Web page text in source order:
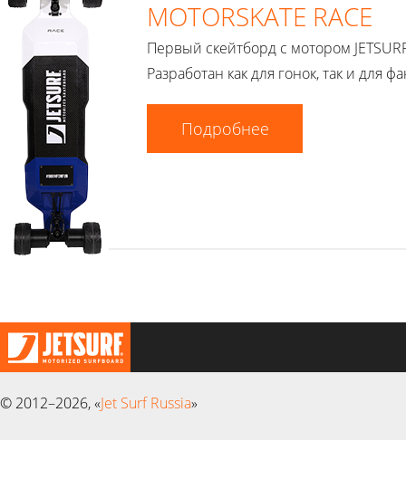
MOTORSKATE RACE
Первый скейтборд с мотором
Разработан как для гонок, так и для
Подробнее
© 2012–2026, «Jet Surf Russia»